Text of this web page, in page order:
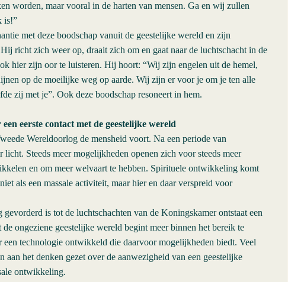
worden, maar vooral in de harten van mensen. Ga en wij zullen
is!”
met deze boodschap vanuit de geestelijke wereld en zijn
richt zich weer op, draait zich om en gaat naar de luchtschacht in de
hier zijn oor te luisteren. Hij hoort: “Wij zijn engelen uit de hemel,
op de moeilijke weg op aarde. Wij zijn er voor je om je ten alle
zij met je”. Ook deze boodschap resoneert in hem.
eerste contact met de geestelijke wereld
Wereldoorlog de mensheid voort. Na een periode van
licht. Steeds meer mogelijkheden openen zich voor steeds meer
en om meer welvaart te hebben. Spirituele ontwikkeling komt
als een massale activiteit, maar hier en daar verspreid voor
is tot de luchtschachten van de Koningskamer ontstaat een
ongeziene geestelijke wereld begint meer binnen het bereik te
technologie ontwikkeld die daarvoor mogelijkheden biedt. Veel
aan het denken gezet over de aanwezigheid van een geestelijke
ontwikkeling.